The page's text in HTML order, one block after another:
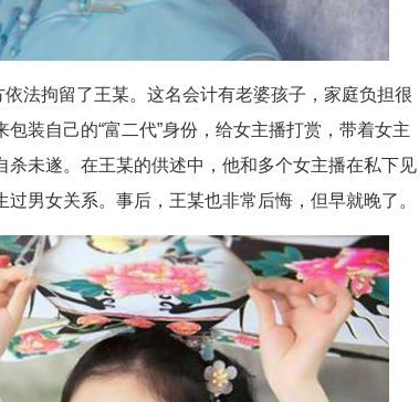
法拘留了王某。这名会计有老婆孩子，家庭负担很
装自己的“富二代”身份，给女主播打赏，带着女主
杀未遂。在王某的供述中，他和多个女主播在私下见
男女关系。事后，王某也非常后悔，但早就晚了。